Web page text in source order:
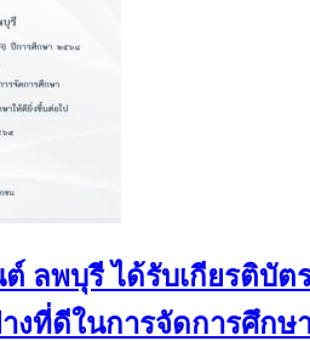
ลพบุรี ได้รับเกียรติบั
งที่ดีในการจัดการศึก